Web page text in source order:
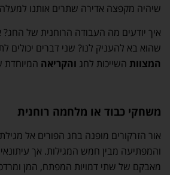
שיהיה מקפצה אדירה שתרים אותנו
איך יודעים מה העבודה הרוחנית של
שהוא בא להעניק לנו? שני דברים יכולים
המצוות השייכות לחג והקריאה המיוחדת
משחקי כבוד או מלחמה רוחנית
אור הזרקורים מופנה בחג הפורים אל
והמפתיעה מבין חמש המגילות. אך
מאבקם של שתי דמויות המפתח, המן